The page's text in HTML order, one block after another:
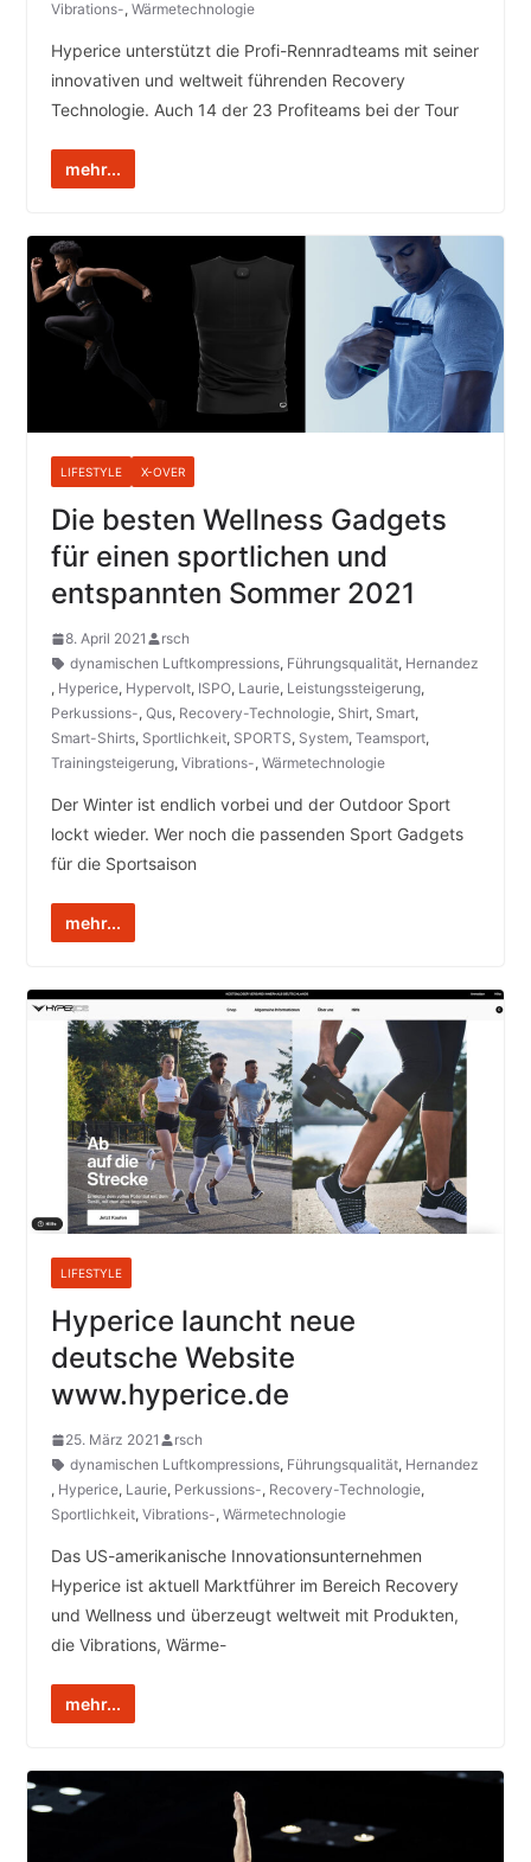
Vibrations-, Wärmetechnologie
Hyperice unterstützt die Profi-Rennradteams mit seiner
innovativen und weltweit führenden Recovery
Technologie. Auch 14 der 23 Profiteams bei der Tour
mehr...
LIFESTYLE X-OVER
Die besten Wellness Gadgets
für einen sportlichen und
entspannten Sommer 2021
8. April 2021
rsch
dynamischen Luftkompressions, Führungsqualität, Hernandez
, Hyperice, Hypervolt, ISPO, Laurie, Leistungssteigerung,
Perkussions-, Qus, Recovery-Technologie, Shirt, Smart,
Smart-Shirts, Sportlichkeit, SPORTS, System, Teamsport,
Trainingsteigerung, Vibrations-, Wärmetechnologie
Der Winter ist endlich vorbei und der Outdoor Sport
lockt wieder. Wer noch die passenden Sport Gadgets
für die Sportsaison
mehr...
LIFESTYLE
Hyperice launcht neue
deutsche Website
www.hyperice.de
25. März 2021
rsch
dynamischen Luftkompressions, Führungsqualität, Hernandez
, Hyperice, Laurie, Perkussions-, Recovery-Technologie,
Sportlichkeit, Vibrations-, Wärmetechnologie
Das US-amerikanische Innovationsunternehmen
Hyperice ist aktuell Marktführer im Bereich Recovery
und Wellness und überzeugt weltweit mit Produkten,
die Vibrations, Wärme-
mehr...